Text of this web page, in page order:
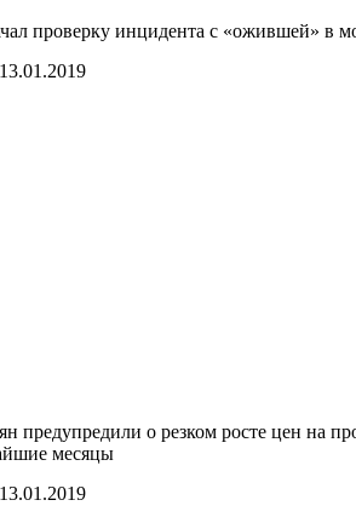
проверку инцидента с «ожившей» в
13.01.2019
предупредили о резком росте цен на
месяцы
13.01.2019